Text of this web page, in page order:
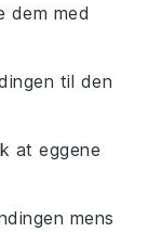
dem med
til den
at eggene
mens